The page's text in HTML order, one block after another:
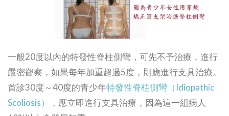
一般20度以內的特發性脊柱側彎，可先不予治療，進行
嚴密觀察，如果每年加重超過5度，則應進行支具治療。
首診30度～40度的青少年特發性脊柱側彎（Idiopathic
Scoliosis）
，應立即進行支具治療，因為這一組病人